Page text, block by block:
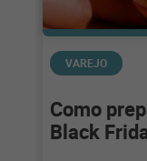
VAREJO
Como
Black